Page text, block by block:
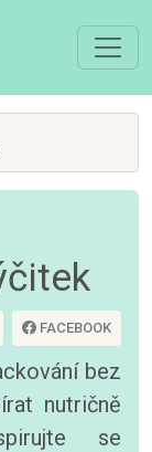
FACEBOOK
bez
nutričně
se